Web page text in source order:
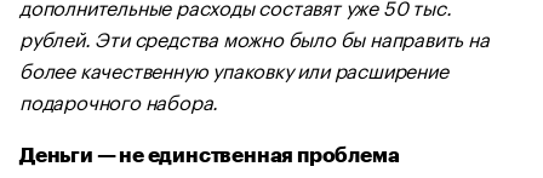
рублей. Эти средства можно было бы направить на
более качественную упаковку или расширение
подарочного набора.
Деньги — не единственная проблема